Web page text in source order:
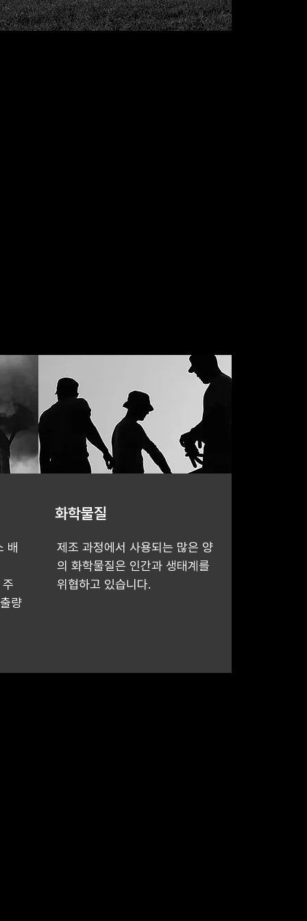
배
량
화학물질
제조 과정에서 사용되는 많은 양
의 화학물질은 인간과 생태계를
위협하고 있습니다.